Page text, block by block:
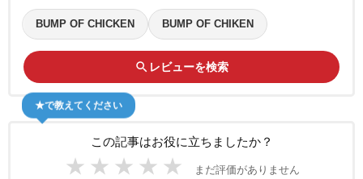
BUMP OF CHICKEN BUMP OF CHIKEN
search レビューを検索
この記事はお役に立ちましたか？
★ ★ ★ ★ ★ まだ評価がありません
★で教えてください